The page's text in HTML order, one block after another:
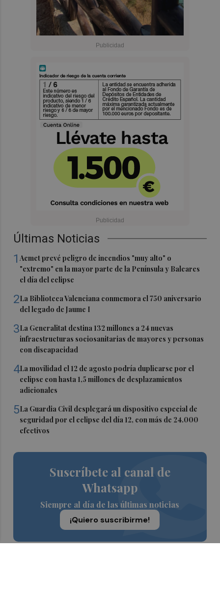
Últimas Noticias
1Aemet prevé peligro de incendios "muy alto" o
"extremo" en la mayor parte de la Península y Baleares
el día del eclipse
2La Biblioteca Valenciana conmemora el 750 aniversario
del legado de Jaume I
3La Generalitat destina 132 millones a 24 nuevas
infraestructuras sociosanitarias de mayores y personas
con discapacidad
4La movilidad el 12 de agosto podría duplicarse por el
eclipse con hasta 1,5 millones de desplazamientos
adicionales
5La Guardia Civil desplegará un dispositivo especial de
seguridad por el eclipse del día 12, con más de 24.000
efectivos
Suscríbete al canal de
Whatsapp
Siempre al día de las últimas noticias
¡Quiero suscribirme!